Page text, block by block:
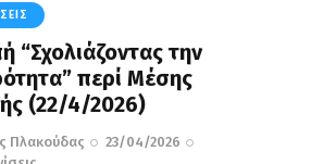
“Σχολιάζοντας την
περί Μέσης
(22/4/2026)
Πλακούδας
23/04/2026